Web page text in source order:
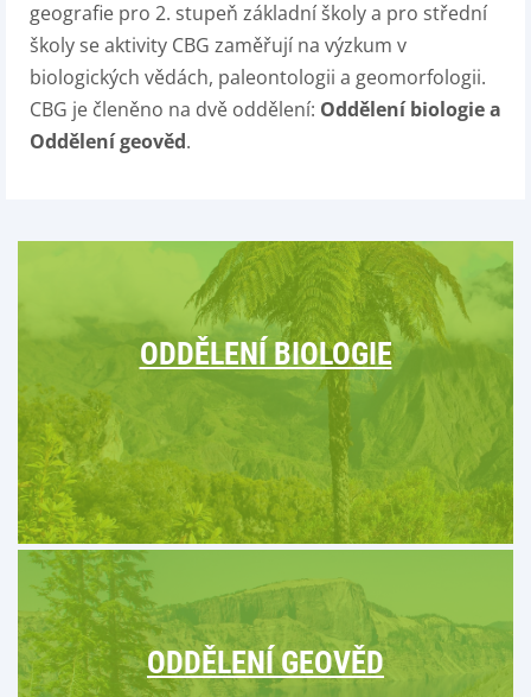
geografie pro 2. stupeň základní školy a pro střední
školy se aktivity CBG zaměřují na výzkum v
biologických vědách, paleontologii a geomorfologii.
CBG je členěno na dvě oddělení: Oddělení biologie a
Oddělení geověd.
ODDĚLENÍ BIOLOGIE
ODDĚLENÍ GEOVĚD